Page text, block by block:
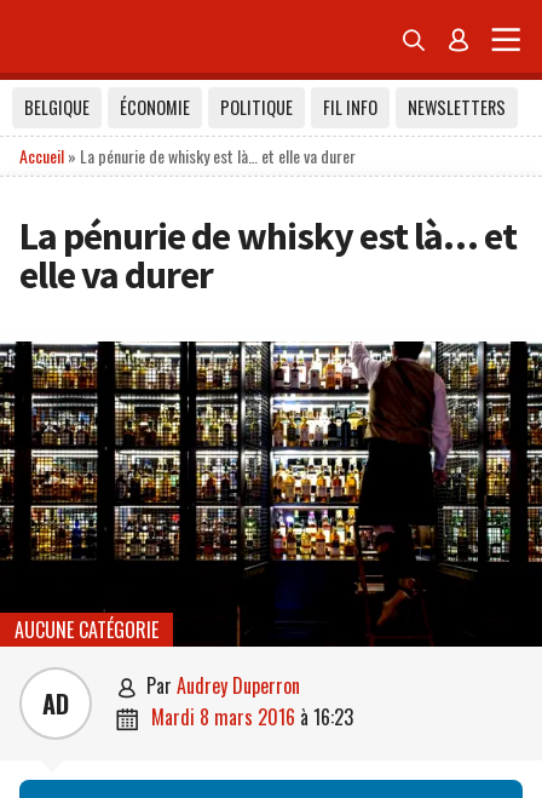
 
BELGIQUE ÉCONOMIE POLITIQUE FIL INFO
NEWSLETTERS
Accueil» La pénurie de whisky est là… et elle va durer
La pénurie de whisky est là… et
elle va durer
AUCUNE CATÉGORIE
AD  par Audrey Duperron
 mardi 8 mars 2016 à 16:23